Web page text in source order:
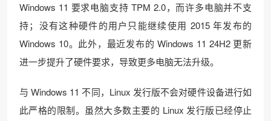
Windows 11 要求电脑支持 TPM 2.0，而许多电脑并不支
持；没有这种硬件的用户只能继续使用 2015 年发布的
Windows 10。此外，最近发布的 Windows 11 24H2 更新
进一步提升了硬件要求，导致更多电脑无法升级。
与 Windows 11 不同，Linux 发行版不会对硬件设备进行如
此严格的限制。虽然大多数主要的 Linux 发行版已经停止